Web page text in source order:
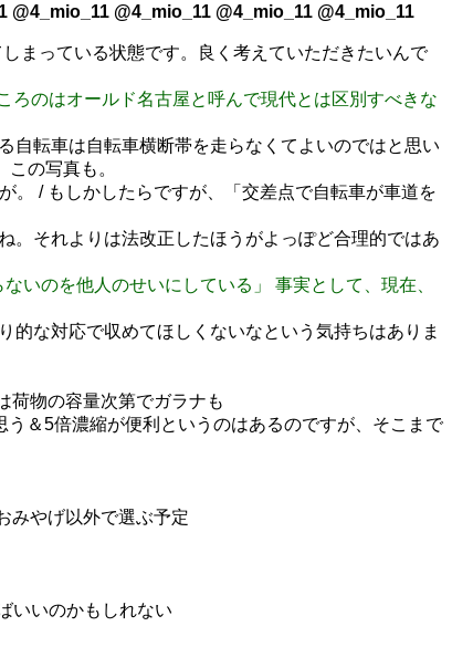
@4_mio_11 @4_mio_11 @4_mio_11 @4_mio_11
まっている状態です。良く考えていただきたいんで
のはオールド名古屋と呼んで現代とは区別すべきな
自転車は自転車横断帯を走らなくてよいのではと思い
の写真も。
。 / もしかしたらですが、「交差点で自転車が車道を
。それよりは法改正したほうがよっぽど合理的ではあ
いのを他人のせいにしている」 事実として、現在、
的な対応で収めてほしくないなという気持ちはありま
荷物の容量次第でガラナも
＆5倍濃縮が便利というのはあるのですが、そこまで
みやげ以外で選ぶ予定
いいのかもしれない